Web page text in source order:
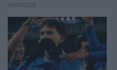
30/07/2026